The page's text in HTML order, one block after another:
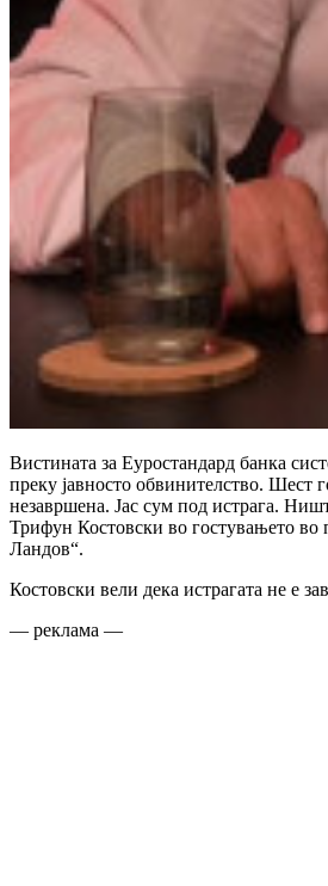
Вистината за Еуростандард банка
преку јавносто обвинителство. Шест
незавршена. Јас сум под истрага.
Трифун Костовски во гостувањето во
Ландов“.
Костовски вели дека истрагата не е
— реклама —